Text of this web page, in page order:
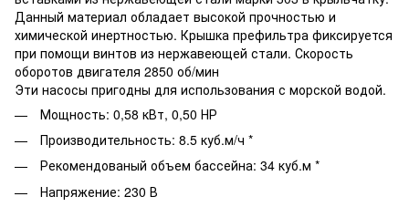
Данный материал обладает высокой прочностью и
химической инертностью. Крышка префильтра фиксируется
при помощи винтов из нержавеющей стали. Скорость
оборотов двигателя 2850 об/мин
Эти насосы пригодны для использования с морской водой.
Мощность: 0,58 кВт, 0,50 НР
Производительность: 8.5 куб.м/ч *
Рекомендованый объем бассейна: 34 куб.м *
Напряжение: 230 В